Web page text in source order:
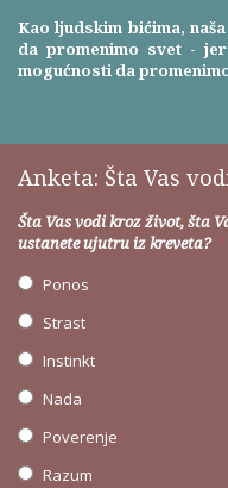
Kao ljudskim bićima,
da promenimo svet -
mogućnosti da
Anketa: Šta Vas
Šta Vas vodi kroz život, šta
ustanete ujutru iz kreveta?
Ponos
Strast
Instinkt
Nada
Poverenje
Razum